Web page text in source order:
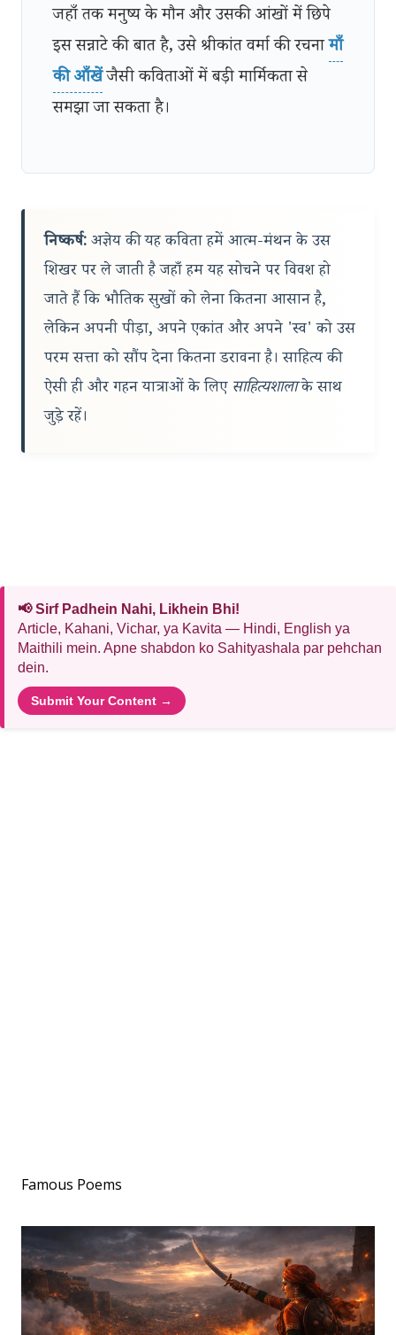
जहाँ तक मनुष्य के मौन और उसकी आंखों में छिपे
इस सन्नाटे की बात है, उसे श्रीकांत वर्मा की रचनामाँ
की आँखेंजैसी कविताओं में बड़ी मार्मिकता से
समझा जा सकता है।
निष्कर्ष:अज्ञेय की यह कविता हमें आत्म-मंथन के उस
शिखर पर ले जाती है जहाँ हम यह सोचने पर विवश हो
जाते हैं कि भौतिक सुखों को लेना कितना आसान है,
लेकिन अपनी पीड़ा, अपने एकांत और अपने 'स्व' को उस
परम सत्ता को सौंप देना कितना डरावना है। साहित्य की
ऐसी ही और गहन यात्राओं के लिए साहित्यशालाके साथ
जुड़े रहें।
📢 Sirf Padhein Nahi, Likhein Bhi!
Article, Kahani, Vichar, ya Kavita — Hindi, English ya
Maithili mein. Apne shabdon ko Sahityashala par pehchan
dein.
Submit Your Content →
Famous Poems